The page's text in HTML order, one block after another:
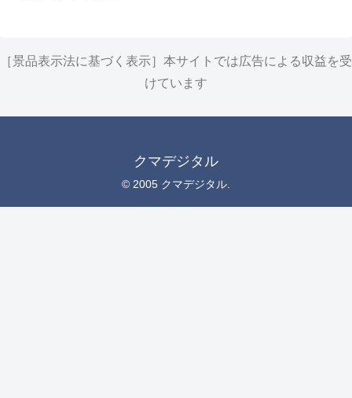
［景品表示法に基づく表示］本サイトでは広告による収益を受
けています
クマデジタル
© 2005 クマデジタル.